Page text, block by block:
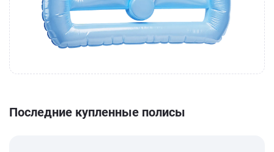
Последние купленные полисы